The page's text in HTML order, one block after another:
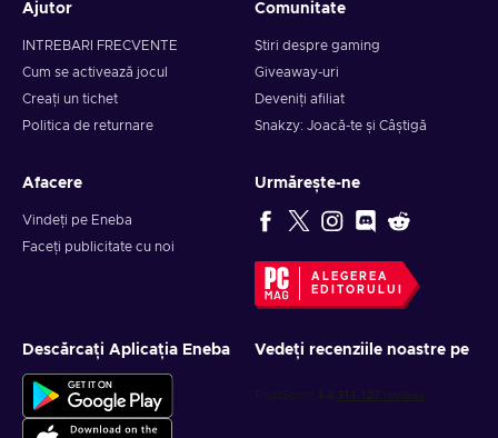
Ajutor
INTREBARI FRECVENTE
Cum se activează jocul
Creați un tichet
Politica de returnare
Comunitate
Știri despre gaming
Giveaway-uri
Deveniți afiliat
Snakzy: Joacă-te și Câștigă
Afacere
Vindeți pe Eneba
Faceți publicitate cu noi
Urmărește-ne
ALEGEREA
EDITORULUI
Descărcați Aplicația Eneba Vedeți recenziile noastre pe